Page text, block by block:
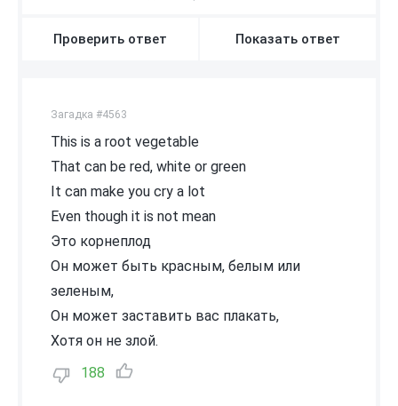
Проверить ответ Показать ответ
Загадка #4563
This is a root vegetable
That can be red, white or green
It can make you cry a lot
Even though it is not mean
Это корнеплод
Он может быть красным, белым или
зеленым,
Он может заставить вас плакать,
Хотя он не злой.
188